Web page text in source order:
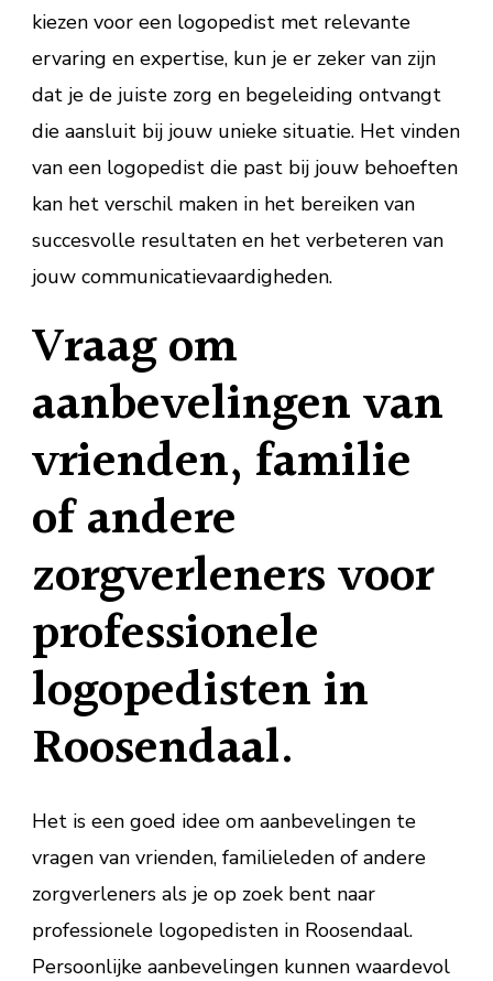
kiezen voor een logopedist met relevante
ervaring en expertise, kun je er zeker van zijn
dat je de juiste zorg en begeleiding ontvangt
die aansluit bij jouw unieke situatie. Het vinden
van een logopedist die past bij jouw behoeften
kan het verschil maken in het bereiken van
succesvolle resultaten en het verbeteren van
jouw communicatievaardigheden.
Vraag om
aanbevelingen van
vrienden, familie
of andere
zorgverleners voor
professionele
logopedisten in
Roosendaal.
Het is een goed idee om aanbevelingen te
vragen van vrienden, familieleden of andere
zorgverleners als je op zoek bent naar
professionele logopedisten in Roosendaal.
Persoonlijke aanbevelingen kunnen waardevol